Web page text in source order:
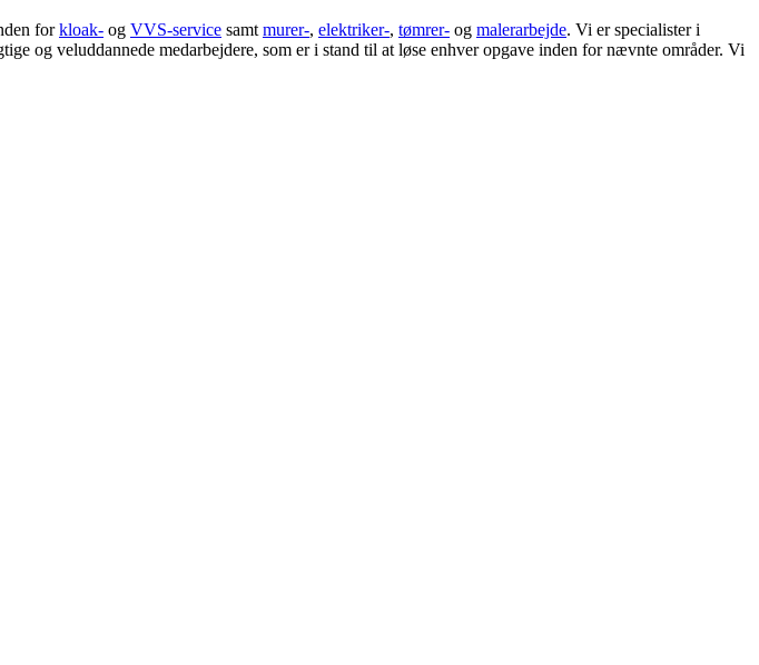
forkloak- og VVS-service samt murer-, elektriker-, tømrer- og malerarbejde. Vi er specialister i
og veluddannede medarbejdere, som er i stand til at løse enhver opgave inden for nævnte områder. Vi